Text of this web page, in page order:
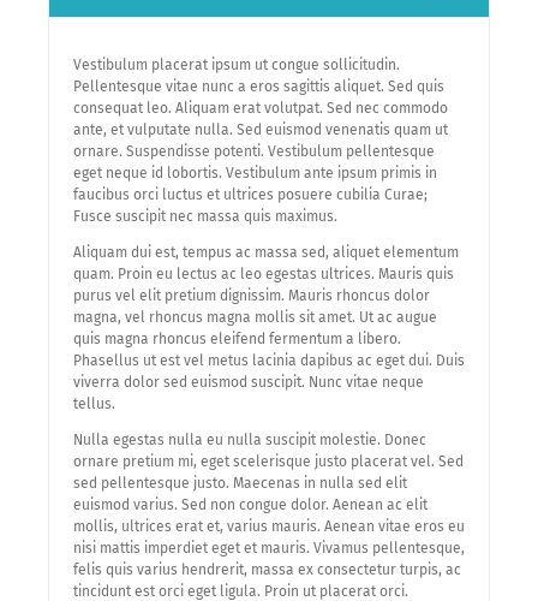
Vestibulum placerat ipsum ut congue sollicitudin.
Pellentesque vitae nunc a eros sagittis aliquet. Sed quis
consequat leo. Aliquam erat volutpat. Sed nec commodo
ante, et vulputate nulla. Sed euismod venenatis quam ut
ornare. Suspendisse potenti. Vestibulum pellentesque
eget neque id lobortis. Vestibulum ante ipsum primis in
faucibus orci luctus et ultrices posuere cubilia Curae;
Fusce suscipit nec massa quis maximus.
Aliquam dui est, tempus ac massa sed, aliquet elementum
quam. Proin eu lectus ac leo egestas ultrices. Mauris quis
purus vel elit pretium dignissim. Mauris rhoncus dolor
magna, vel rhoncus magna mollis sit amet. Ut ac augue
quis magna rhoncus eleifend fermentum a libero.
Phasellus ut est vel metus lacinia dapibus ac eget dui. Duis
viverra dolor sed euismod suscipit. Nunc vitae neque
tellus.
Nulla egestas nulla eu nulla suscipit molestie. Donec
ornare pretium mi, eget scelerisque justo placerat vel. Sed
sed pellentesque justo. Maecenas in nulla sed elit
euismod varius. Sed non congue dolor. Aenean ac elit
mollis, ultrices erat et, varius mauris. Aenean vitae eros eu
nisi mattis imperdiet eget et mauris. Vivamus pellentesque,
felis quis varius hendrerit, massa ex consectetur turpis, ac
tincidunt est orci eget ligula. Proin ut placerat orci.